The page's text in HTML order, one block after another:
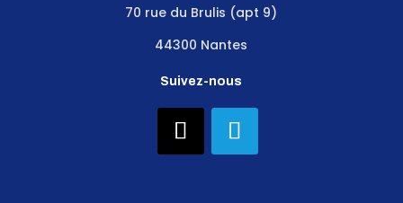
70 rue du Brulis (apt 9)
44300 Nantes
Suivez-nous